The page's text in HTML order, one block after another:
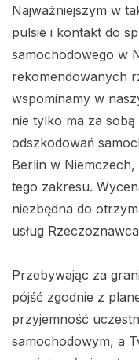
Najważniejszym w
pulsie i kontakt do
samochodowego w
rekomendowanych
wspominamy w
nie tylko ma za
odszkodowań
Berlin w
tego zakresu.
niezbędna do
usług
Przebywając za
pójść zgodnie z
przyjemność
samochodowym, a